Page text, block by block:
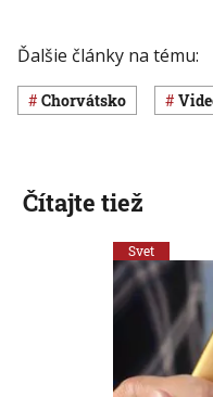
Ďalšie články na tému:
Chorvátsko
Čítajte tiež
Svet